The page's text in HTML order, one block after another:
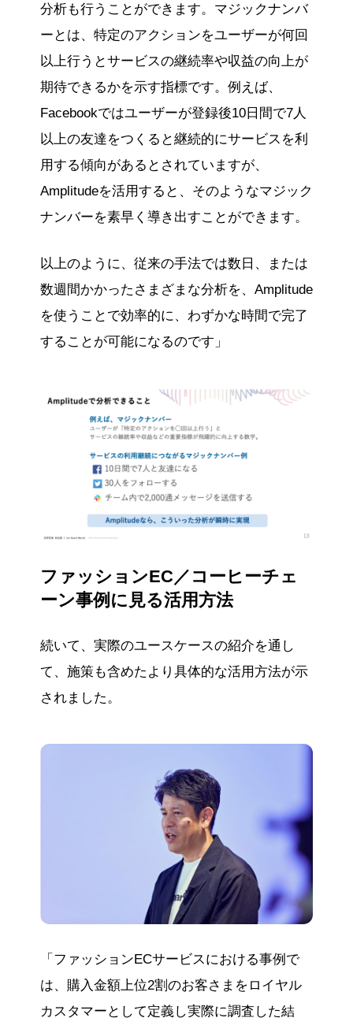
分析も行うことができます。マジックナンバ
ーとは、特定のアクションをユーザーが何回
以上行うとサービスの継続率や収益の向上が
期待できるかを示す指標です。例えば、
Facebookではユーザーが登録後10日間で7人
以上の友達をつくると継続的にサービスを利
用する傾向があるとされていますが、
Amplitudeを活用すると、そのようなマジック
ナンバーを素早く導き出すことができます。
以上のように、従来の手法では数日、または
数週間かかったさまざまな分析を、Amplitude
を使うことで効率的に、わずかな時間で完了
することが可能になるのです」
ファッションEC／コーヒーチェ
ーン事例に見る活用方法
続いて、実際のユースケースの紹介を通し
て、施策も含めたより具体的な活用方法が示
されました。
「ファッションECサービスにおける事例で
は、購入金額上位2割のお客さまをロイヤル
カスタマーとして定義し実際に調査した結